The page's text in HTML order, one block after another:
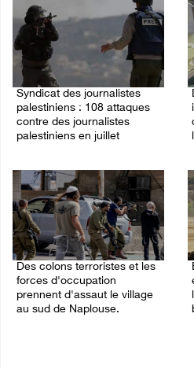
Syndicat des journalistes
palestiniens : 108 attaques
contre des journalistes
palestiniens en juillet
Des colons terroristes et les
forces d'occupation
prennent d'assaut le village
au sud de Naplouse.